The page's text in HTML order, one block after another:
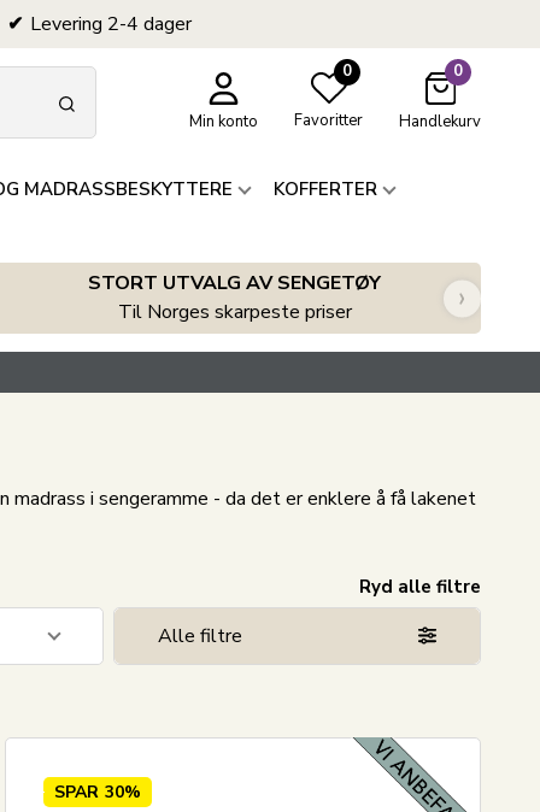
Levering 2-4 dager
Min konto
0
Favoritter
0
Handlekurv
MADRASSBESKYTTERE
KOFFERTER
STORT UTVALG AV SENGETØY
Til Norges skarpeste priser
›
i sengeramme - da det er enklere å få lakenet
Ryd alle filtre
Alle filtre
SPAR 30%